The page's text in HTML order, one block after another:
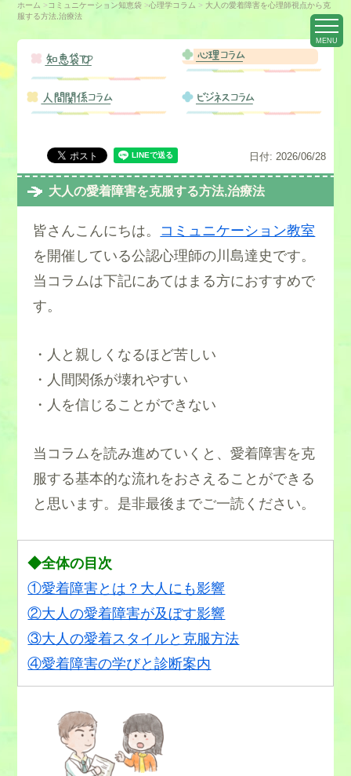
MENU
ホーム >コミュニケーション知恵袋 >心理学コラム > 大人の愛着障害を心理師視点から克
服する方法,治療法
知恵袋TOP 心理コラム
人間関係コラム ビジネスコラム
日付: 2026/06/28
大人の愛着障害を克服する方法,治療法
皆さんこんにちは。 コミュニケーション教室
を開催している公認心理師の川島達史です。
当コラムは下記にあてはまる方におすすめで
す。
・人と親しくなるほど苦しい
・人間関係が壊れやすい
・人を信じることができない
当コラムを読み進めていくと、愛着障害を克
服する基本的な流れをおさえることができる
と思います。是非最後までご一読ください。
◆全体の目次
①愛着障害とは？大人にも影響
②大人の愛着障害が及ぼす影響
③大人の愛着スタイルと克服方法
④愛着障害の学びと診断案内